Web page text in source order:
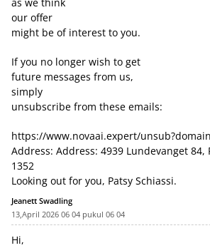
as we think
our offer
might be of interest to you.
If you no longer wish to get
future messages from us,
simply
unsubscribe from these emails:
https://www.novaai.expert/
Address: Address: 4939 Lundevanget 84,
1352
Looking out for you, Patsy Schiassi.
Jeanett Swadling
13,April 2026 06 04 pukul 06 04
Hi,